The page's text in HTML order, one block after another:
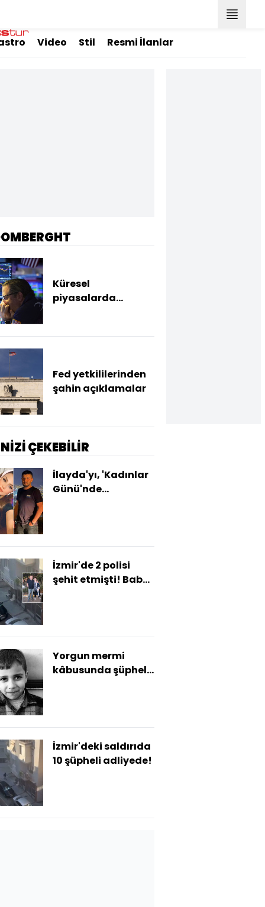
Video Stil Resmi İlanlar
Küresel
piyasalarda
Fed yetkililerinden
şahin açıklamalar
ÇEKEBİLİR
İlayda'yı, 'Kadınlar
Günü'nde
İzmir'de 2 polisi
şehit etmişti! Baba
Yorgun mermi
kâbusunda şüpheli
İzmir'deki saldırıda
10 şüpheli adliyede!